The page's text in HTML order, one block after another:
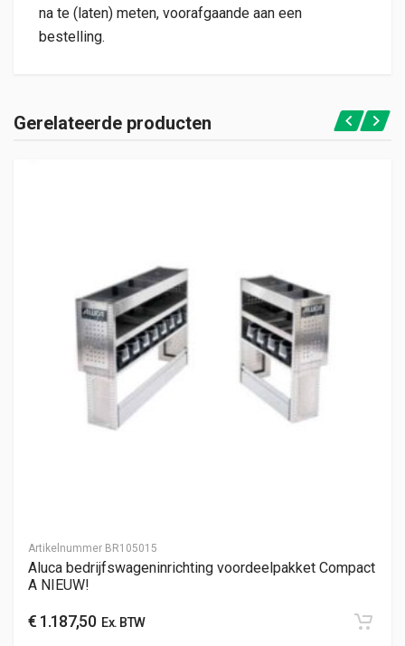
na te (laten) meten, voorafgaande aan een
bestelling.
Gerelateerde producten
Artikelnummer BR105015
Aluca bedrijfswageninrichting voordeelpakket Compact
A NIEUW!
€ 1.187,50Ex. BTW